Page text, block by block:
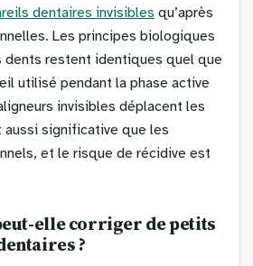
dentaires invisibles qu’après
Les principes biologiques
restent identiques quel que
utilisé pendant la phase active
invisibles déplacent les
significative que les
et le risque de récidive est
elle corriger de petits
?